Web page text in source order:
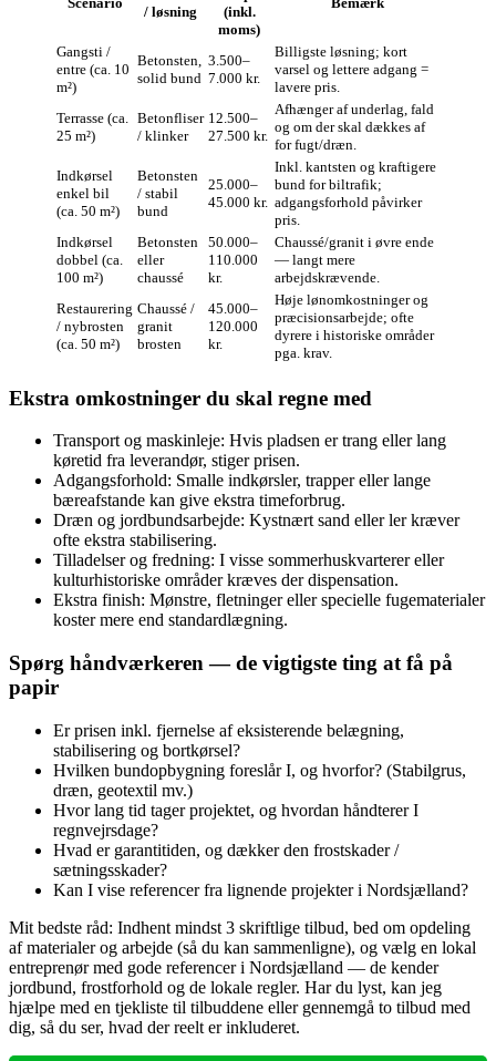
/ løsning
(inkl.
moms)
Gangsti /
entre (ca. 10
m²)
Betonsten,
solid bund
3.500–
7.000 kr.
Billigste løsning; kort
varsel og lettere adgang =
lavere pris.
Terrasse (ca.
25 m²)
Betonfliser
/ klinker
12.500–
27.500 kr.
Afhænger af underlag, fald
og om der skal dækkes af
for fugt/dræn.
Indkørsel
enkel bil
(ca. 50 m²)
Betonsten
/ stabil
bund
25.000–
45.000 kr.
Inkl. kantsten og kraftigere
bund for biltrafik;
adgangsforhold påvirker
pris.
Indkørsel
dobbel (ca.
100 m²)
Betonsten
eller
chaussé
50.000–
110.000
kr.
Chaussé/granit i øvre ende
— langt mere
arbejdskrævende.
Restaurering
/ nybrosten
(ca. 50 m²)
Chaussé /
granit
brosten
45.000–
120.000
kr.
Høje lønomkostninger og
præcisionsarbejde; ofte
dyrere i historiske områder
pga. krav.
Ekstra omkostninger du skal regne med
Transport og maskinleje: Hvis pladsen er trang eller lang
køretid fra leverandør, stiger prisen.
Adgangsforhold: Smalle indkørsler, trapper eller lange
bæreafstande kan give ekstra timeforbrug.
Dræn og jordbundsarbejde: Kystnært sand eller ler kræver
ofte ekstra stabilisering.
Tilladelser og fredning: I visse sommerhuskvarterer eller
kulturhistoriske områder kræves der dispensation.
Ekstra finish: Mønstre, fletninger eller specielle fugematerialer
koster mere end standardlægning.
Spørg håndværkeren — de vigtigste ting at få på
papir
Er prisen inkl. fjernelse af eksisterende belægning,
stabilisering og bortkørsel?
Hvilken bundopbygning foreslår I, og hvorfor? (Stabilgrus,
dræn, geotextil mv.)
Hvor lang tid tager projektet, og hvordan håndterer I
regnvejrsdage?
Hvad er garantitiden, og dækker den frostskader /
sætningsskader?
Kan I vise referencer fra lignende projekter i Nordsjælland?
Mit bedste råd: Indhent mindst 3 skriftlige tilbud, bed om opdeling
af materialer og arbejde (så du kan sammenligne), og vælg en lokal
entreprenør med gode referencer i Nordsjælland — de kender
jordbund, frostforhold og de lokale regler. Har du lyst, kan jeg
hjælpe med en tjekliste til tilbuddene eller gennemgå to tilbud med
dig, så du ser, hvad der reelt er inkluderet.